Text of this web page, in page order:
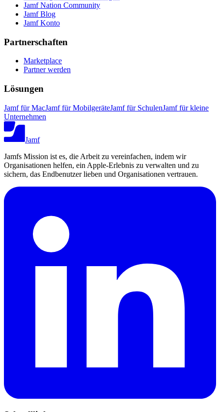
Jamf Nation Community
Jamf Blog
Jamf Konto
Partnerschaften
Marketplace
Partner werden
Lösungen
Jamf für MacJamf für MobilgeräteJamf für SchulenJamf für kleine
Unternehmen
Jamf
Jamfs Mission ist es, die Arbeit zu vereinfachen, indem wir
Organisationen helfen, ein Apple-Erlebnis zu verwalten und zu
sichern, das Endbenutzer lieben und Organisationen vertrauen.